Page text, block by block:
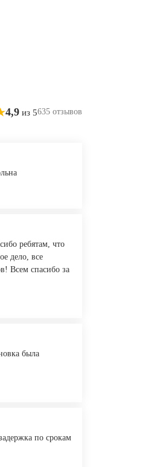
4,9 из 5635 отзывов
ребятам, что
дело, все
Всем спасибо за
была
по срокам